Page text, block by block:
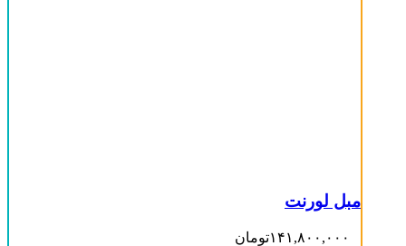
مبل لورنت
۱۴۱,۸۰۰,۰۰۰تومان